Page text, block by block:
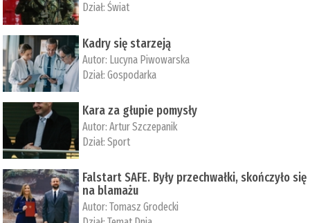
Dział:Świat
Kadry się starzeją
Autor: Lucyna Piwowarska
Dział:Gospodarka
Kara za głupie pomysły
Autor:Artur Szczepanik
Dział:Sport
Falstart SAFE. Były przechwałki, skończyło się
na blamażu
Autor:Tomasz Grodecki